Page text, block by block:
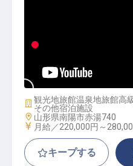
月8,000円～の寮完備
施設業態
観光地旅館温泉地旅館高
その他宿泊施設
勤務地
山形県南陽市赤湯740
給与
月給／220,000円～
キープする